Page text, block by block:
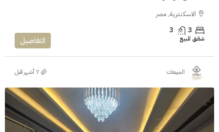
الاسكندرية, مصر
3
3
شقق للبيع التفاصيل
المبيعات